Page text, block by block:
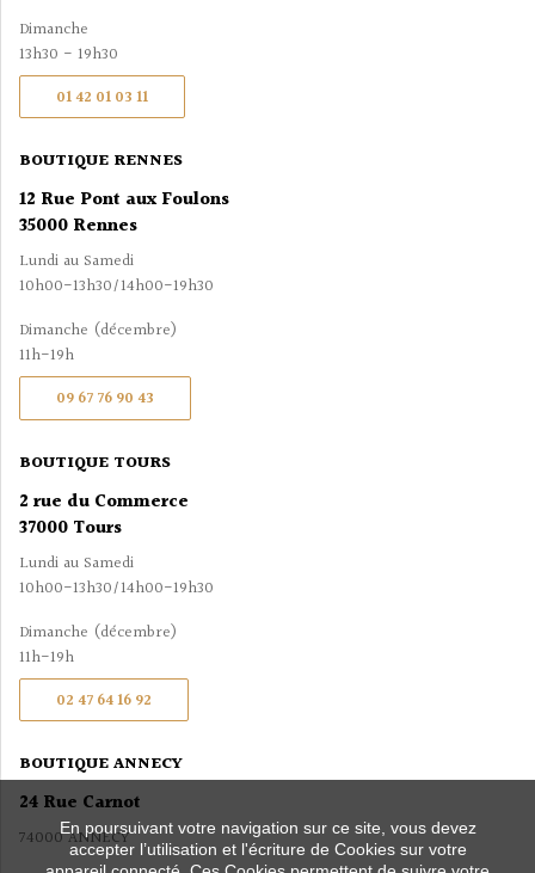
Dimanche
13h30 - 19h30
01 42 01 03 11
BOUTIQUE RENNES
12 Rue Pont aux Foulons
35000 Rennes
Lundi au Samedi
10h00-13h30/14h00-19h30
Dimanche (décembre)
11h-19h
09 67 76 90 43
BOUTIQUE TOURS
2 rue du Commerce
37000 Tours
Lundi au Samedi
10h00-13h30/14h00-19h30
Dimanche (décembre)
11h-19h
02 47 64 16 92
BOUTIQUE ANNECY
24 Rue Carnot
74000 ANNECY
En poursuivant votre navigation sur ce site, vous devez
accepter l’utilisation et l'écriture de Cookies sur votre